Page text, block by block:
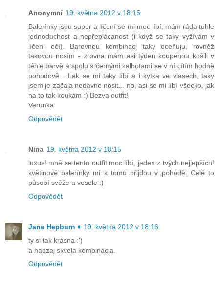
Anonymní 19. května 2012 v 18:15
Balerínky jsou super a líčení se mi moc líbí, mám ráda tuhle
jednoduchost a nepřeplácanost (i když se taky vyžívám v
líčení očí). Barevnou kombinaci taky oceňuju, rovněž
takovou nosím - zrovna mám asi týden koupenou košili v
téhle barvě a spolu s černými kalhotami se v ní cítím hodně
pohodově... Lak se mi taky líbí a i kytka ve vlasech, taky
jsem je začala nedávno nosit... no, asi se mi líbí všecko, jak
na to tak koukám :) Bezva outfit!
Verunka
Odpovědět
Nina 19. května 2012 v 18:15
luxus! mně se tento outfit moc líbí, jeden z tvých nejlepších!
květinové balerínky mi k tomu přijdou v pohodě. Celé to
působí svěže a vesele :)
Odpovědět
Jane Hepburn ♦ 19. května 2012 v 18:16
ty si tak krásna :')
a naozaj skvelá kombinácia.
Odpovědět